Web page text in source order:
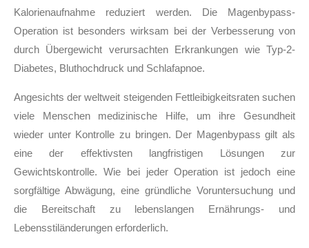
Kalorienaufnahme reduziert werden. Die Magenbypass-
Operation ist besonders wirksam bei der Verbesserung von
durch Übergewicht verursachten Erkrankungen wie Typ-2-
Diabetes, Bluthochdruck und Schlafapnoe.
Angesichts der weltweit steigenden Fettleibigkeitsraten suchen
viele Menschen medizinische Hilfe, um ihre Gesundheit
wieder unter Kontrolle zu bringen. Der Magenbypass gilt als
eine der effektivsten langfristigen Lösungen zur
Gewichtskontrolle. Wie bei jeder Operation ist jedoch eine
sorgfältige Abwägung, eine gründliche Voruntersuchung und
die Bereitschaft zu lebenslangen Ernährungs- und
Lebensstiländerungen erforderlich.